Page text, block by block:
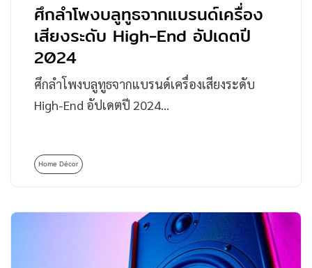
ศึกลำโพงบลูทูธจากแบรนด์เครื่อง
เสียงระดับ High-End อัปเดตปี
2024
ศึกลำโพงบลูทูธจากแบรนด์เครื่องเสียงระดับ
High-End อัปเดตปี 2024…
Home Décor